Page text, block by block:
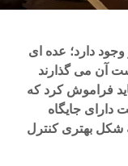
دارد؛ عده ای
آن می گذارند
فراموش کرد که
دارای جایگاه
شکل بهتری کنترل